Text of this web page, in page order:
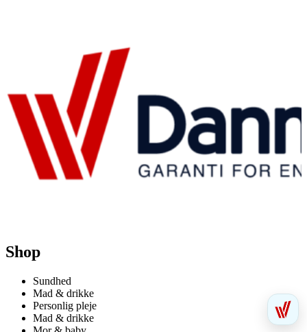
Shop
Sundhed
Mad & drikke
Personlig pleje
Mad & drikke